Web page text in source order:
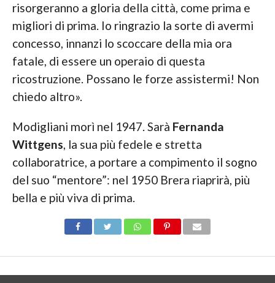
risorgeranno a gloria della città, come prima e
migliori di prima. Io ringrazio la sorte di avermi
concesso, innanzi lo scoccare della mia ora
fatale, di essere un operaio di questa
ricostruzione. Possano le forze assistermi! Non
chiedo altro».
Modigliani morì nel 1947. Sarà Fernanda
Wittgens, la sua più fedele e stretta
collaboratrice, a portare a compimento il sogno
del suo “mentore”: nel 1950 Brera riaprirà, più
bella e più viva di prima.